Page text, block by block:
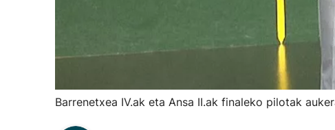
Barrenetxea IV.ak eta Ansa II.ak finaleko pilotak